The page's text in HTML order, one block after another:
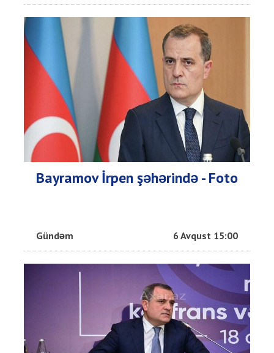
Bayramov İrpen şəhərində - Foto
Gündəm 6 Avqust 15:00